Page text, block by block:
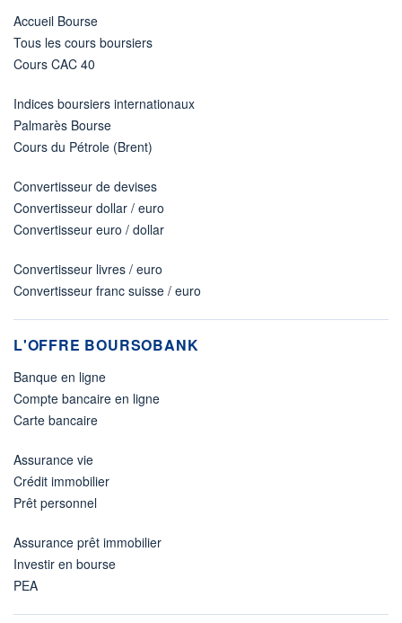
Accueil Bourse
Tous les cours boursiers
Cours CAC 40
Indices boursiers internationaux
Palmarès Bourse
Cours du Pétrole (Brent)
Convertisseur de devises
Convertisseur dollar / euro
Convertisseur euro / dollar
Convertisseur livres / euro
Convertisseur franc suisse / euro
L'OFFRE BOURSOBANK
Banque en ligne
Compte bancaire en ligne
Carte bancaire
Assurance vie
Crédit immobilier
Prêt personnel
Assurance prêt immobilier
Investir en bourse
PEA